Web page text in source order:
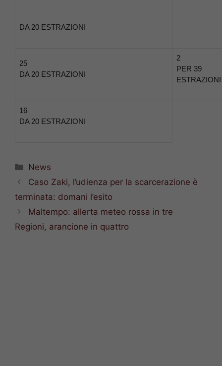
DA 20 ESTRAZIONI
25
DA 20 ESTRAZIONI
2
PER 39
ESTRAZIONI
16
DA 20 ESTRAZIONI
Categorie
News
Caso Zaki, l’udienza per la scarcerazione è
terminata: domani l’esito
Maltempo: allerta meteo rossa in tre
Regioni, arancione in quattro